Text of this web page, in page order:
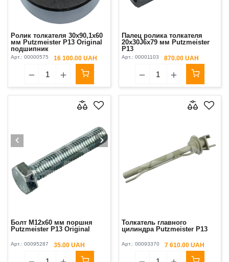
Ролик толкателя 30х90,1х60
мм Putzmeister P13 Original
подшипник
Арт.: 00000575 16 100.00 UAH
Палец ролика толкателя
20x30J6x79 мм Putzmeister
P13
Арт.: 00001103 870.00 UAH
Болт М12х60 мм поршня
Putzmeister P13 Original
Арт.: 00095287 35.00 UAH
Толкатель главного
цилиндра Putzmeister P13
Арт.: 00093370 7 610.00 UAH